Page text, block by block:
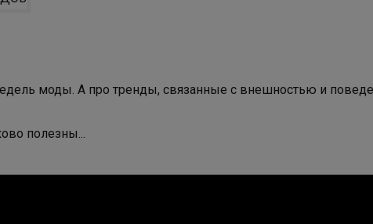
моды. А про тренды, связанные с внешностью и
полезны...